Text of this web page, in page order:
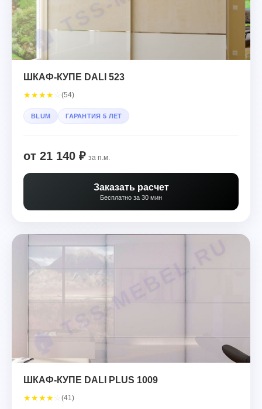
ШКАФ-КУПЕ DALI 523
★★★★ (54)
BLUM ГАРАНТИЯ 5 ЛЕТ
от 21 140 ₽ за п.м.
Заказать расчет
Бесплатно за 30 мин
ШКАФ-КУПЕ DALI PLUS 1009
★★★★ (41)